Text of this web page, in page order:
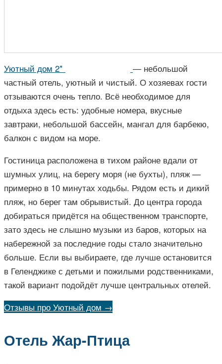
Уютный дом 2*
— небольшой
частный отель, уютный и чистый. О хозяевах гости
отзываются очень тепло. Всё необходимое для
отдыха здесь есть: удобные номера, вкусные
завтраки, небольшой бассейн, мангал для барбекю,
балкон с видом на море.
Гостиница расположена в тихом районе вдали от
шумных улиц, на берегу моря (не бухты), пляж —
примерно в 10 минутах ходьбы. Рядом есть и дикий
пляж, но берег там обрывистый. До центра города
добираться придётся на общественном транспорте,
зато здесь не слышно музыки из баров, которых на
набережной за последние годы стало значительно
больше. Если вы выбираете, где лучше остановится
в Геленджике с детьми и пожилыми родственниками,
такой вариант подойдёт лучше центральных отелей.
Отзывы про Уютный дом →
Отель Жар-Птица